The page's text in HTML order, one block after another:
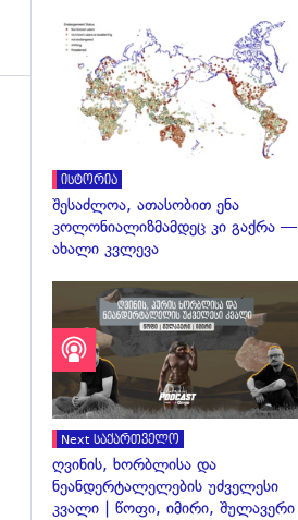
ისტორია
შესაძლოა, ათასობით ენა
კოლონიალიზმამდეც კი გაქრა —
ახალი კვლევა
Next საქართველო
ღვინის, ხორბლისა და
ნეანდერტალელების უძველესი
კვალი | წოფი, იმირი, შულავერი